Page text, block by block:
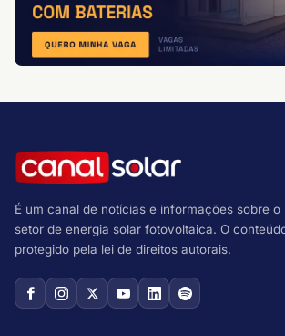
É um canal de notícias e informações sobre o
setor de energia solar fotovoltaica. O
protegido pela lei de direitos autorais.